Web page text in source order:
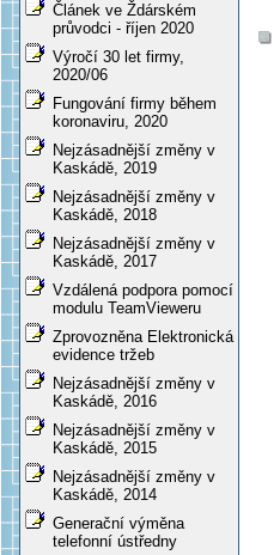
Článek ve Ždárském
průvodci - říjen 2020
Výročí 30 let firmy,
2020/06
Fungování firmy během
koronaviru, 2020
Nejzásadnější změny v
Kaskádě, 2019
Nejzásadnější změny v
Kaskádě, 2018
Nejzásadnější změny v
Kaskádě, 2017
Vzdálená podpora pomocí
modulu TeamVieweru
Zprovozněna Elektronická
evidence tržeb
Nejzásadnější změny v
Kaskádě, 2016
Nejzásadnější změny v
Kaskádě, 2015
Nejzásadnější změny v
Kaskádě, 2014
Generační výměna
telefonní ústředny